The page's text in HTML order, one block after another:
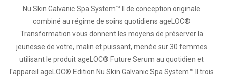
Nu Skin Galvanic Spa System™ II de conception originale
combiné au régime de soins quotidiens ageLOC®
Transformation vous donnent les moyens de préserver la
jeunesse de votre, malin et puissant, menée sur 30 femmes
utilisant le produit ageLOC® Future Serum au quotidien et
l'appareil ageLOC® Edition Nu Skin Galvanic Spa System™ II trois